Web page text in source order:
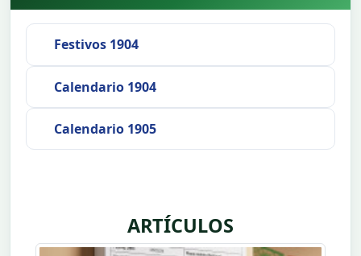
Festivos 1904
Calendario 1904
Calendario 1905
ARTÍCULOS